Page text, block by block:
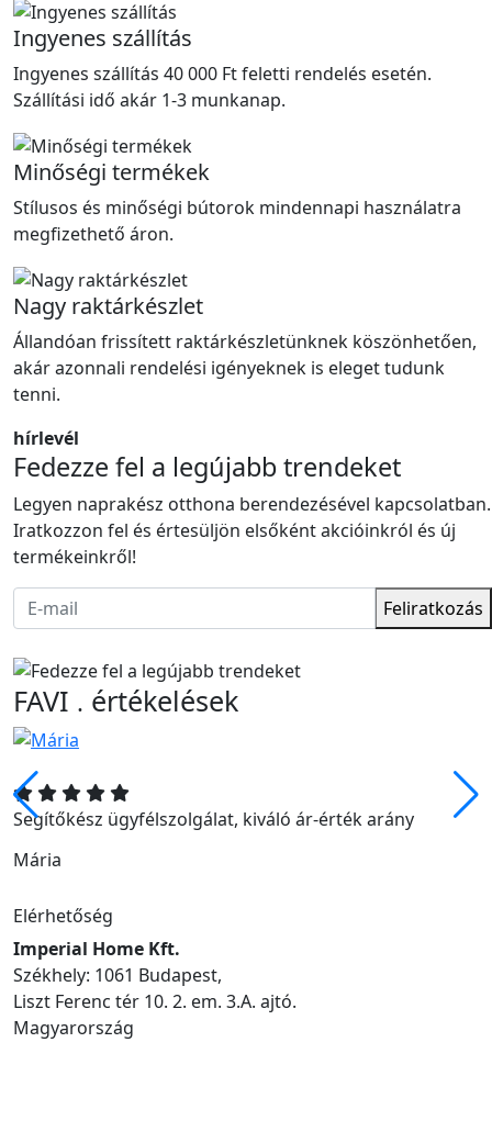
Ingyenes szállítás
Ingyenes szállítás 40 000 Ft feletti rendelés esetén.
Szállítási idő akár 1-3 munkanap.
Minőségi termékek
Stílusos és minőségi bútorok mindennapi használatra
megfizethető áron.
Nagy raktárkészlet
Állandóan frissített raktárkészletünknek köszönhetően,
akár azonnali rendelési igényeknek is eleget tudunk
tenni.
hírlevél
Fedezze fel a legújabb trendeket
Legyen naprakész otthona berendezésével kapcsolatban.
Iratkozzon fel és értesüljön elsőként akcióinkról és új
termékeinkről!
Feliratkozás
FAVI . értékelések
Segítőkész ügyfélszolgálat, kiváló ár-érték arány
Mária
Elérhetőség
Imperial Home Kft.
Székhely: 1061 Budapest,
Liszt Ferenc tér 10. 2. em. 3.A. ajtó.
Magyarország